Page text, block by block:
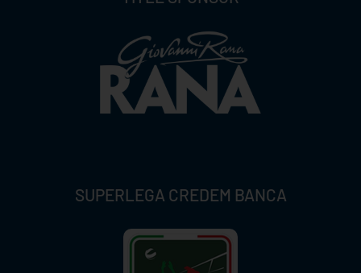
SUPERLEGA CREDEM BANCA